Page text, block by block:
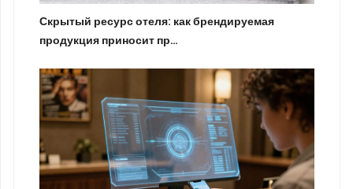
Скрытый ресурс отеля: как брендируемая
продукция приносит пр…